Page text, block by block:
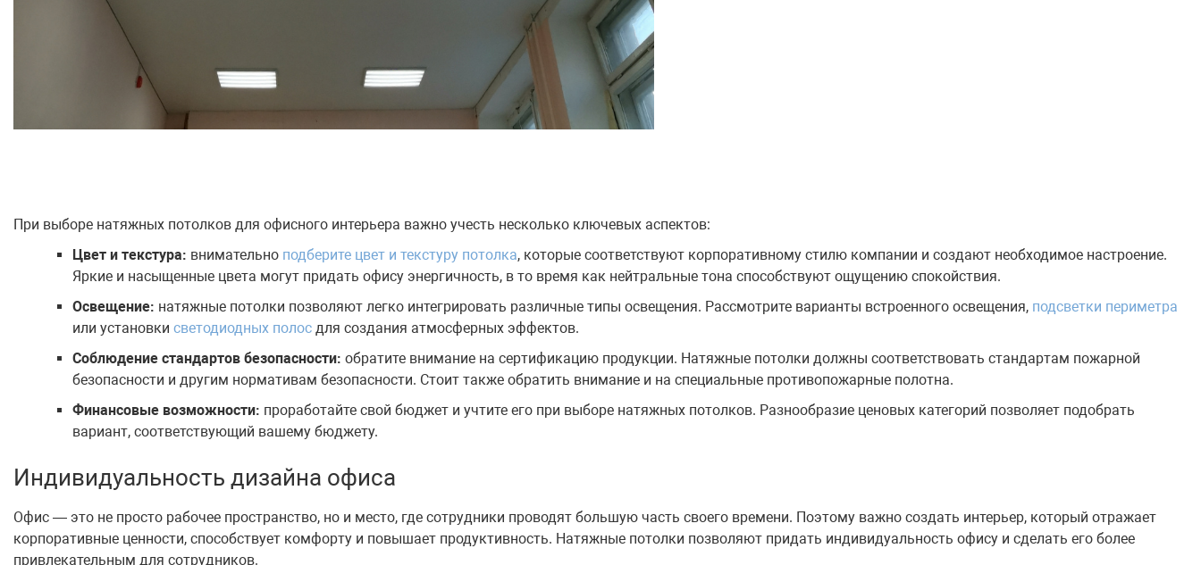
При выборе натяжных потолков для офисного интерьера важно учесть несколько ключевых аспектов:
Цвет и текстура: внимательно подберите цвет и текстуру потолка, которые соответствуют корпоративному стилю компании и создают необходимое настроение.
Яркие и насыщенные цвета могут придать офису энергичность, в то время как нейтральные тона способствуют ощущению спокойствия.
Освещение: натяжные потолки позволяют легко интегрировать различные типы освещения. Рассмотрите варианты встроенного освещения, подсветки периметра
или установки светодиодных полосдля создания атмосферных эффектов.
Соблюдение стандартов безопасности: обратите внимание на сертификацию продукции. Натяжные потолки должны соответствовать стандартам пожарной
безопасности и другим нормативам безопасности. Стоит также обратить внимание и на специальные противопожарные полотна.
Финансовые возможности: проработайте свой бюджет и учтите его при выборе натяжных потолков. Разнообразие ценовых категорий позволяет подобрать
вариант, соответствующий вашему бюджету.
Индивидуальность дизайна офиса
Офис — это не просто рабочее пространство, но и место, где сотрудники проводят большую часть своего времени. Поэтому важно создать интерьер, который отражает
корпоративные ценности, способствует комфорту и повышает продуктивность. Натяжные потолки позволяют придать индивидуальность офису и сделать его более
привлекательным для сотрудников.